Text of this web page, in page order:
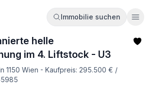
Immobilie suchen
helle
im 4. Liftstock - U3
1150 Wien - Kaufpreis: 295.500 € /